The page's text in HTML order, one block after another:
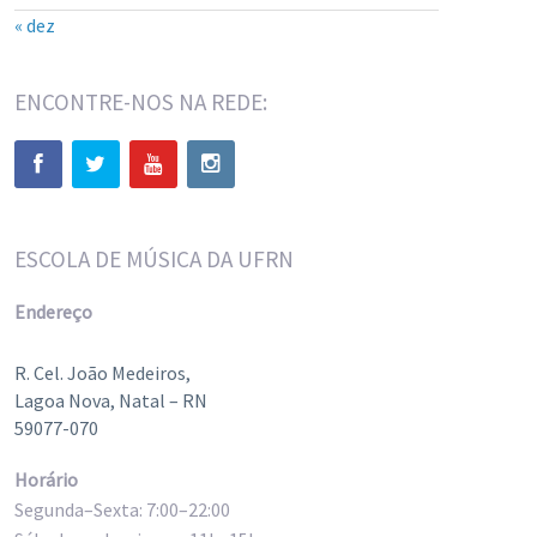
« dez
ENCONTRE-NOS NA REDE:
ESCOLA DE MÚSICA DA UFRN
Endereço
R. Cel. João Medeiros,
Lagoa Nova, Natal – RN
59077-070
Horário
Segunda–Sexta: 7:00–22:00